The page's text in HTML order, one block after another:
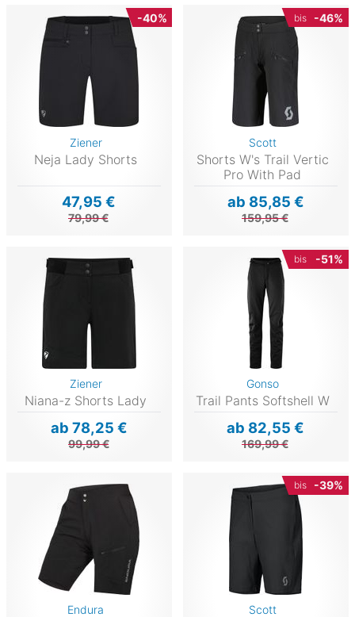
-40%
Ziener
Neja Lady Shorts
47,95 €
79,99 €
bis -46%
Scott
Shorts W's Trail Vertic
Pro With Pad
ab 85,85 €
159,95 €
Ziener
Niana-z Shorts Lady
ab 78,25 €
99,99 €
bis -51%
Gonso
Trail Pants Softshell W
ab 82,55 €
169,99 €
Endura
bis -39%
Scott